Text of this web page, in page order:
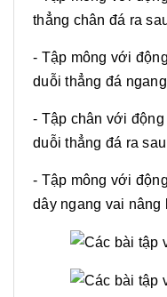
thẳng chân đá ra
- Tập mông với
duỗi thẳng đá ngang
- Tập chân với
duỗi thẳng đá ra sau
- Tập mông với
dây ngang vai nâng